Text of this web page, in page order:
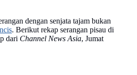
dengan senjata tajam bukan
. Berikut rekap serangan pisau di
dari Channel News Asia, Jumat